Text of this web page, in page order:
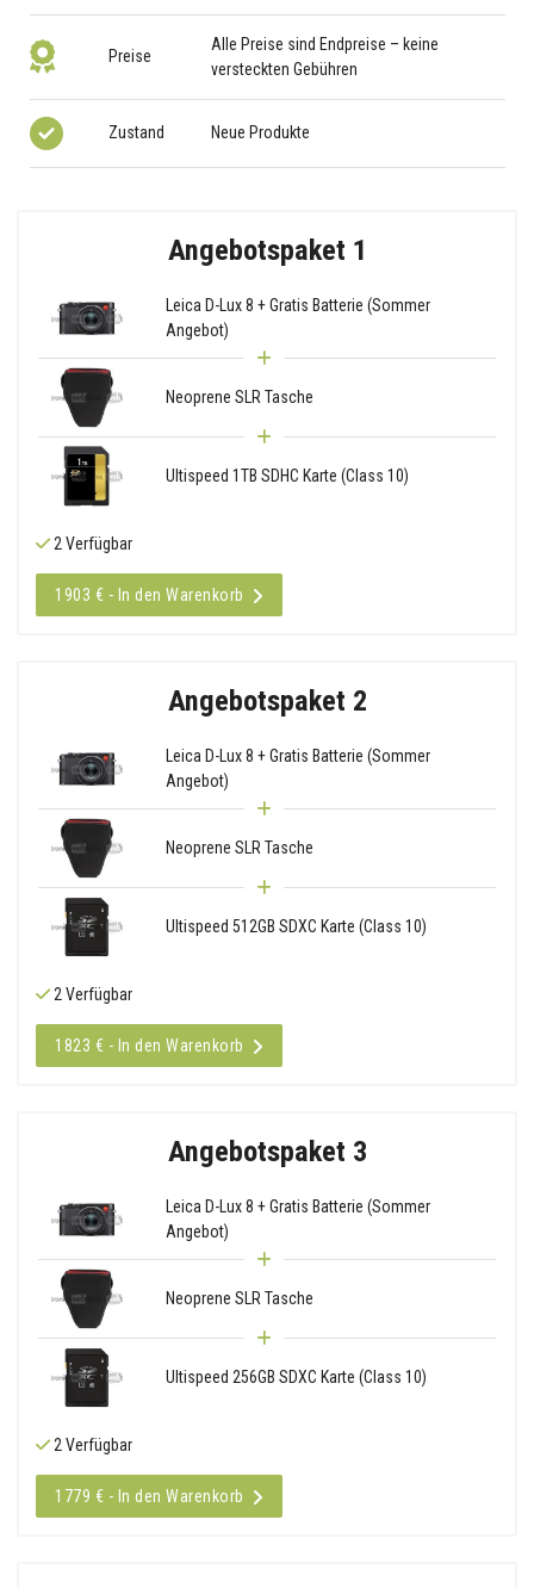
Preise
Alle Preise sind Endpreise – keine
versteckten Gebühren
Zustand Neue Produkte
Angebotspaket 1
Leica D-Lux 8 + Gratis Batterie (Sommer
Angebot)
Neoprene SLR Tasche
Ultispeed 1TB SDHC Karte (Class 10)
2 Verfügbar
1903 € - In den Warenkorb
Angebotspaket 2
Leica D-Lux 8 + Gratis Batterie (Sommer
Angebot)
Neoprene SLR Tasche
Ultispeed 512GB SDXC Karte (Class 10)
2 Verfügbar
1823 € - In den Warenkorb
Angebotspaket 3
Leica D-Lux 8 + Gratis Batterie (Sommer
Angebot)
Neoprene SLR Tasche
Ultispeed 256GB SDXC Karte (Class 10)
2 Verfügbar
1779 € - In den Warenkorb